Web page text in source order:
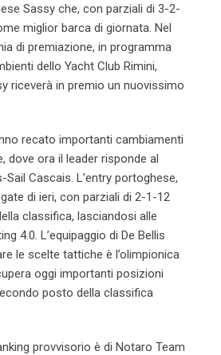
Sassy che, con parziali di 3-2-
miglior barca di giornata. Nel
di premiazione, in programma
dello Yacht Club Rimini,
riceverà in premio un nuovissimo
recato importanti cambiamenti
dove ora il leader risponde al
Sail Cascais. L’entry portoghese,
di ieri, con parziali di 2-1-12
classifica, lasciandosi alle
4.0. L’equipaggio di De Bellis
le scelte tattiche è l’olimpionica
oggi importanti posizioni
posto della classifica
provvisorio è di Notaro Team